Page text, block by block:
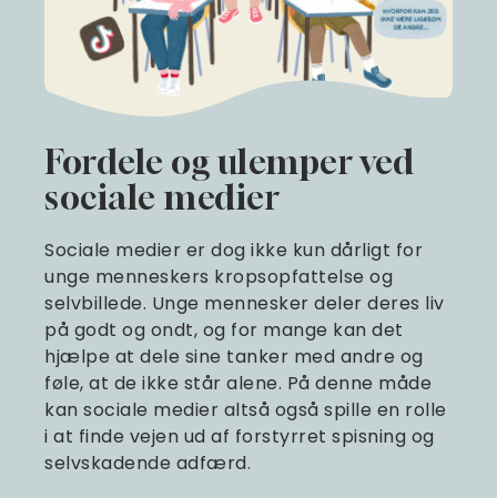
Fordele og ulemper ved
sociale medier
Sociale medier er dog ikke kun dårligt for
unge menneskers kropsopfattelse og
selvbillede. Unge mennesker deler deres liv
på godt og ondt, og for mange kan det
hjælpe at dele sine tanker med andre og
føle, at de ikke står alene. På denne måde
kan sociale medier altså også spille en rolle
i at finde vejen ud af forstyrret spisning og
selvskadende adfærd.